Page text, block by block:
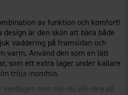
av funktion och komfort!
är den skön att bära både
vaddering på framsidan och
varm. Använd den som en lätt
som ett extra lager under kallare
tröja inomhus.
som när du vill röra på